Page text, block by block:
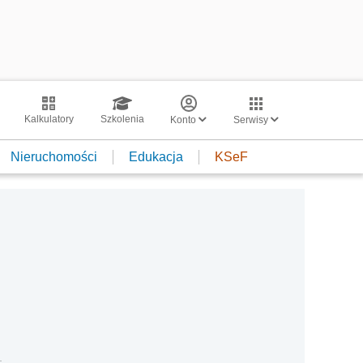
Kalkulatory Szkolenia Konto Serwisy
Nieruchomości Edukacja KSeF